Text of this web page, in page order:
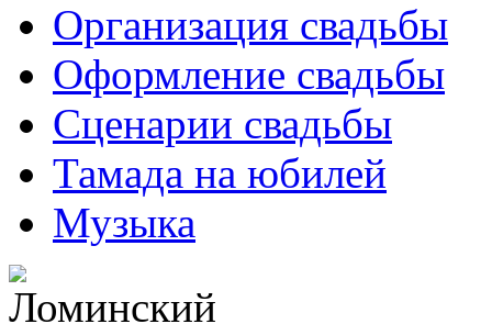
Организация свадьбы
Оформление свадьбы
Сценарии свадьбы
Тамада на юбилей
Музыка